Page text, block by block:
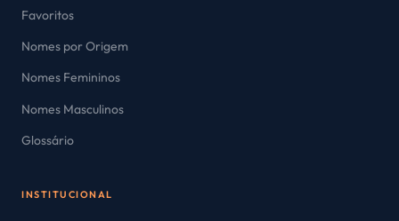
Favoritos
Nomes por Origem
Nomes Femininos
Nomes Masculinos
Glossário
INSTITUCIONAL